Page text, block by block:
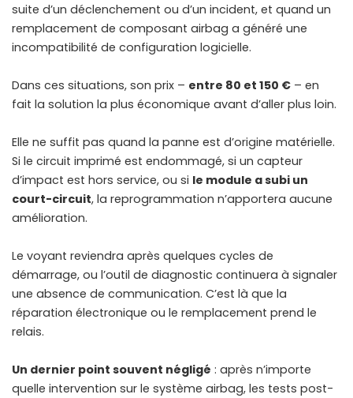
suite d’un déclenchement ou d’un incident, et quand un
remplacement de composant airbag a généré une
incompatibilité de configuration logicielle.
Dans ces situations, son prix – entre 80 et 150 € – en
fait la solution la plus économique avant d’aller plus loin.
Elle ne suffit pas quand la panne est d’origine matérielle.
Si le circuit imprimé est endommagé, si un capteur
d’impact est hors service, ou si le module a subi un
court-circuit, la reprogrammation n’apportera aucune
amélioration.
Le voyant reviendra après quelques cycles de
démarrage, ou l’outil de diagnostic continuera à signaler
une absence de communication. C’est là que la
réparation électronique ou le remplacement prend le
relais.
Un dernier point souvent négligé : après n’importe
quelle intervention sur le système airbag, les tests post-